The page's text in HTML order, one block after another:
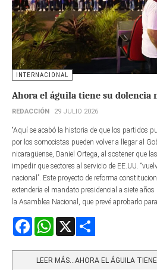
INTERNACIONAL
Ahora el águila tiene su dolencia
REDACCIÓN 29 JULIO 2026
“Aquí se acabó la historia de que los partidos
por los somocistas pueden volver a llegar al
nicaragüense, Daniel Ortega, al sostener que
impedir que sectores al servicio de EE.UU.
nacional”. Este proyecto de reforma
extendería el mandato presidencial a siete años
la Asamblea Nacional, que prevé aprobarlo
FacebookWhatsApp
LEER MÁS…AHORA EL ÁGUILA